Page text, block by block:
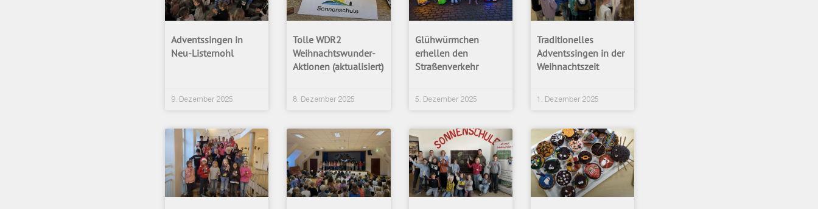
Adventssingen in
Neu-Listernohl
9. Dezember 2025
Tolle WDR2
Weihnachtswunder-
Aktionen (aktualisiert)
8. Dezember 2025
Glühwürmchen
erhellen den
Straßenverkehr
5. Dezember 2025
Traditionelles
Adventssingen in der
Weihnachtszeit
1. Dezember 2025